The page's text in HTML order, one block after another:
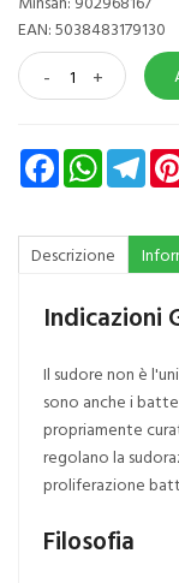
EAN: 5038483179130
- +
FacebookWhatsApp
Descrizione
Indicazioni
Il sudore non è
sono anche i
propriamente
regolano la
proliferazione
Filosofia